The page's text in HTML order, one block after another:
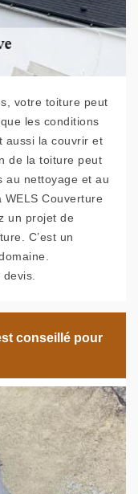
votre toiture peut
les conditions
aussi la couvrir et
de la toiture peut
au nettoyage et au
Couverture
un projet de
C’est un
conseillé pour